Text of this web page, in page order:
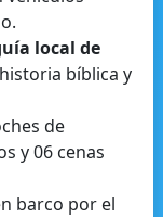
local de
bíblica y
de
y 06 cenas
barco por el